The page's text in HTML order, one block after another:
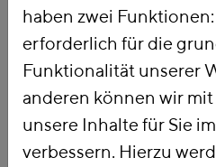
Startseite Publikationen
haben zwei
erforderlich für die
Funktionalität unserer
anderen können wir
unsere Inhalte für Sie
verbessern. Hierzu